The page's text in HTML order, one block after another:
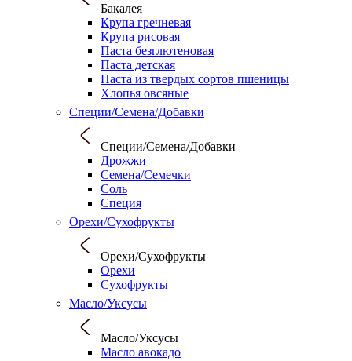
Бакалея
Крупа гречневая
Крупа рисовая
Паста безглютеновая
Паста детская
Паста из твердых сортов пшеницы
Хлопья овсяные
Специи/Семена/Добавки
Специи/Семена/Добавки
Дрожжи
Семена/Семечки
Соль
Специя
Орехи/Сухофрукты
Орехи/Сухофрукты
Орехи
Сухофрукты
Масло/Уксусы
Масло/Уксусы
Масло авокадо